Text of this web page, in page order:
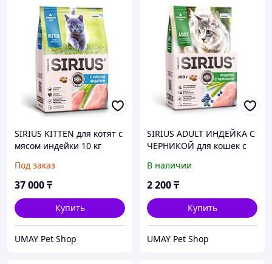
SIRIUS KITTEN для котят с
мясом индейки 10 кг
Под заказ
37 000₸
Купить
UMAY Pet Shop
SIRIUS ADULT ИНДЕЙКА С
ЧЕРНИКОЙ для кошек с
пищеварением 400 гр
В наличии
2 200₸
Купить
UMAY Pet Shop